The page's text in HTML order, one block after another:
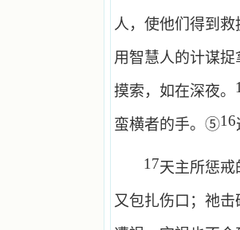
人，使他们得到救
用智慧人的计谋
摸索，如在深夜。
蛮横者的手。⑤16
17天主所惩
又包扎伤口；祂